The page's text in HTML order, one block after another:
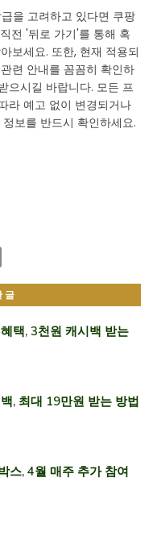
을 고려하고 있다면 쿠팡
전 '뒤로 가기'를 통해 혹
보세요. 또한, 현재 적용되
련 안내를 꼼꼼히 확인하
으시길 바랍니다. 모든 프
라 예고 없이 변경되거나
보를 반드시 확인하세요.
글
택, 3천원 캐시백 받는
, 최대 19만원 받는 방법
스, 4월 매주 추가 참여